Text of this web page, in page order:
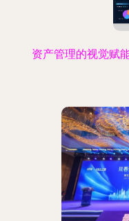
资产管理的视觉赋